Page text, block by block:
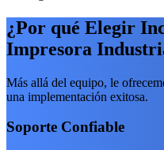
¿Por qué Elegir
Impresora
Más allá del equipo, le
una implementación exitosa.
Soporte Confiable